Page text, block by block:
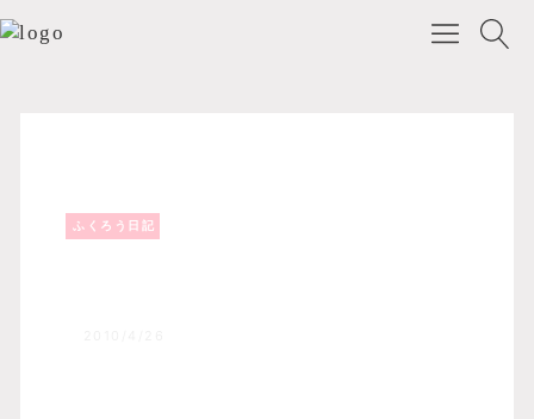
ふくろう日記